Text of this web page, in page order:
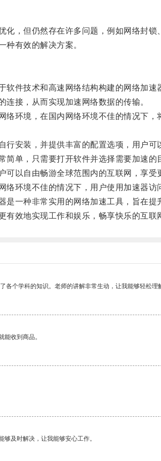
，但仍然存在许多问题，例如网络封锁
有效的解决方案。
件技术和高速网络结构构建的网络加速
接，从而实现加速网络数据的传输。
环境，在国内网络环境不佳的情况下，
安装，并提供丰富的配置选项，用户可
单，只需要打开软件并选择需要加速的
以自由畅游全球范围内的互联网，享受
环境不佳的情况下，用户使用加速器访
一种非常实用的网络加速工具，旨在提
效地实现工作和娱乐，畅享快乐的互联
各个学科的知识。老师的讲解非常生动，让我能够轻松理
收到商品。
及时解决，让我能够安心工作。